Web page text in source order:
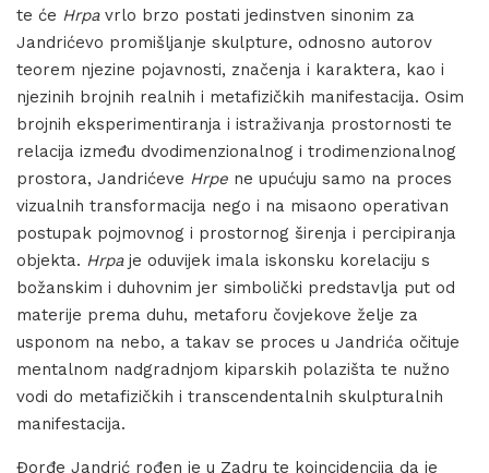
te će Hrpavrlo brzo postati jedinstven sinonim za
Jandrićevo promišljanje skulpture, odnosno autorov
teorem njezine pojavnosti, značenja i karaktera, kao i
njezinih brojnih realnih i metafizičkih manifestacija. Osim
brojnih eksperimentiranja i istraživanja prostornosti te
relacija između dvodimenzionalnog i trodimenzionalnog
prostora, Jandrićeve Hrpe ne upućuju samo na proces
vizualnih transformacija nego i na misaono operativan
postupak pojmovnog i prostornog širenja i percipiranja
objekta. Hrpaje oduvijek imala iskonsku korelaciju s
božanskim i duhovnim jer simbolički predstavlja put od
materije prema duhu, metaforu čovjekove želje za
usponom na nebo, a takav se proces u Jandrića očituje
mentalnom nadgradnjom kiparskih polazišta te nužno
vodi do metafizičkih i transcendentalnih skulpturalnih
manifestacija.
Đorđe Jandrić rođen je u Zadru te koincidencija da je